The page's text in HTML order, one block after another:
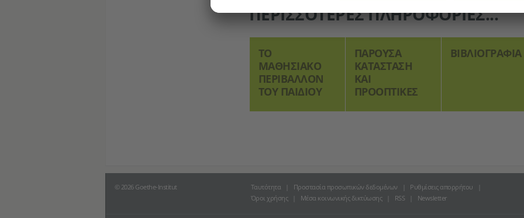
ΠΕΡΙΣΣΌΤΕΡΕΣ ΠΛΗΡΟΦΟΡΊΕΣ...
ΤΟ
ΜΑΘΗΣΙΑΚΌ
ΠΕΡΙΒΆΛΛΟΝ
ΤΟΥ ΠΑΙΔΙΟΎ
ΠΑΡΟΎΣΑ
ΚΑΤΆΣΤΑΣΗ
ΚΑΙ
ΠΡΟΟΠΤΙΚΈΣ
ΒΙΒΛΙΟΓΡΑΦΊΑ
© 2026 Goethe-Institut Ταυτότητα Προστασία προσωπικών δεδομένων
Ρυθμίσεις απορρήτου
Όροι χρήσης
Μέσα κοινωνικής δικτύωσης RSS Newsletter